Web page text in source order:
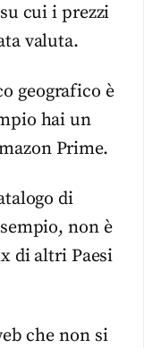
cui i prezzi
valuta.
geografico è
hai un
Prime.
di
non è
di altri Paesi
che non si